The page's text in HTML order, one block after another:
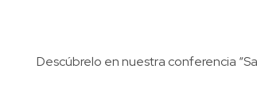
Descúbrelo en nuestra conferencia